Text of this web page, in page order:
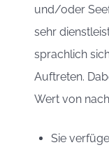
und/oder
sehr
sprachlich
Auftreten.
Wert von
Sie